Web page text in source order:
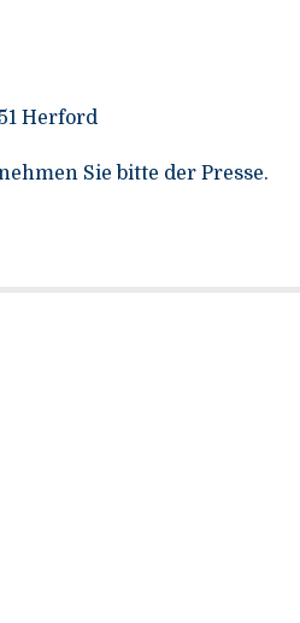
Herford
Sie bitte der Presse.